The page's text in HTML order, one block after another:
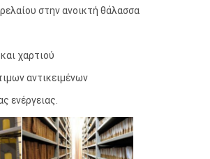
στην ανοικτή θάλασσα
χαρτιού
αντικειμένων
ενέργειας.